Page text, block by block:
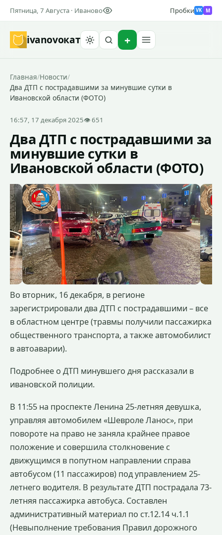
Пятница, 7 Августа · Иваново Пробки VK M
ivanovoкат
Главная/Новости/
Два ДТП с пострадавшими за минувшие сутки в
Ивановской области (ФОТО)
16:57, 17 декабря 2025👁 651
Два ДТП с пострадавшими за
минувшие сутки в
Ивановской области (ФОТО)
Во вторник, 16 декабря, в регионе
зарегистрировали два ДТП с пострадавшими – все
в областном центре (травмы получили пассажирка
общественного транспорта, а также автомобилист
в автоаварии).
Подробнее о ДТП минувшего дня рассказали в
ивановской полиции.
В 11:55 на проспекте Ленина 25-летняя девушка,
управляя автомобилем «Шевроле Ланос», при
повороте на право не заняла крайнее правое
положение и совершила столкновение с
движущимся в попутном направлении справа
автобусом (11 пассажиров) под управлением 25-
летнего водителя. В результате ДТП пострадала 73-
летняя пассажирка автобуса. Составлен
административный материал по ст.12.14 ч.1.1
(Невыполнение требования Правил дорожного